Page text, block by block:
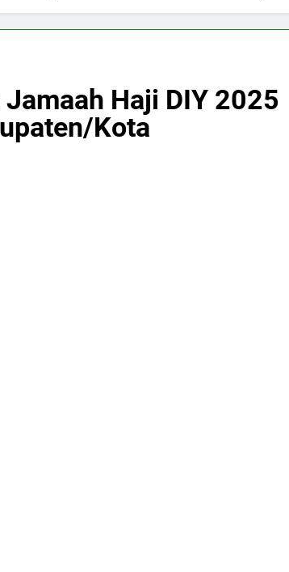
Haji DIY 2025
Kota